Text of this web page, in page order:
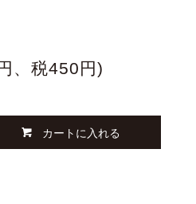
、税450円)
カートに入れる